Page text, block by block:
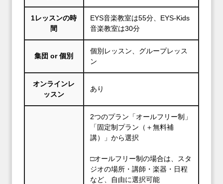
1レッスンの時
間
EYS音楽教室は55分、EYS-Kids
音楽教室は30分
集団 or 個別
個別レッスン、グループレッス
ン
オンラインレ
ッスン
あり
2つのプラン「オールフリー制」
「固定制プラン（＋無料補
講）」から選択
□オールフリー制の場合は、スタ
ジオの場所・講師・楽器・日程
など、自由に選択可能